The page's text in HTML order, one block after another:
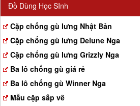
Đồ Dùng Học SInh
Cặp chống gù lưng Nhật Bản
Cặp chống gù lưng Delune Nga
Cặp chống gù lưng Grizzly Nga
Ba lô chống gù giá rẻ
Ba lô chống gù Winner Nga
Mẫu cặp sắp về